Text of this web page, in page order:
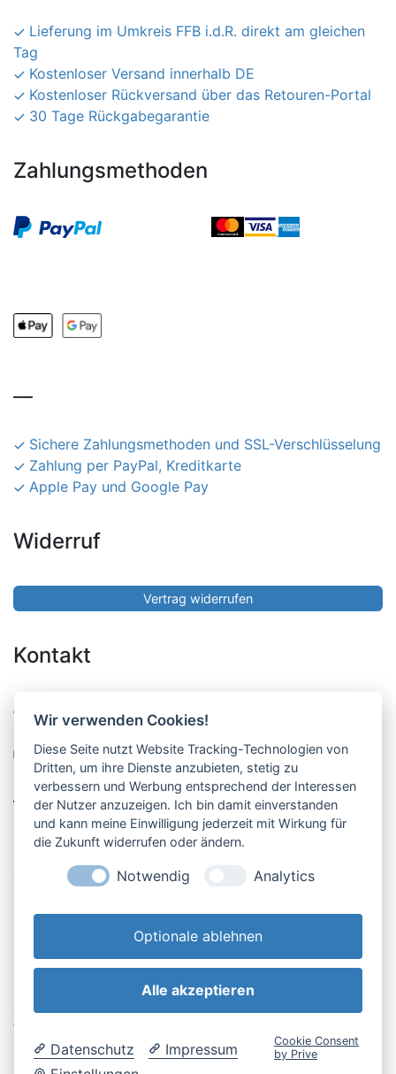
Lieferung im Umkreis FFB i.d.R. direkt am gleichen
Tag
Kostenloser Versand innerhalb DE
Kostenloser Rückversand über das Retouren-Portal
30 Tage Rückgabegarantie
Zahlungsmethoden
Sichere Zahlungsmethoden und SSL-Verschlüsselung
Zahlung per PayPal, Kreditkarte
Apple Pay und Google Pay
Widerruf
Vertrag widerrufen
Kontakt
Pucher Straße 10, Fürstenfeldbruck
08141-12269
shop@englschalk.de
Öffnungszeiten
Anfahrt & Kontakt
Retouren-Portal
AGB & Kundeninfo
Widerrufsbelehrung
Datenschutzerklärung
Wir verwenden Cookies!
Diese Seite nutzt Website Tracking-Technologien von
Dritten, um ihre Dienste anzubieten, stetig zu
verbessern und Werbung entsprechend der Interessen
der Nutzer anzuzeigen. Ich bin damit einverstanden
und kann meine Einwilligung jederzeit mit Wirkung für
die Zukunft widerrufen oder ändern.
Notwendig Analytics
Optionale ablehnen
Alle akzeptieren
Datenschutz
Impressum
Cookie Consent
by Prive